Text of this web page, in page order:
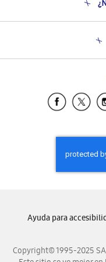
Copyright© 1995-2025
Ayuda para